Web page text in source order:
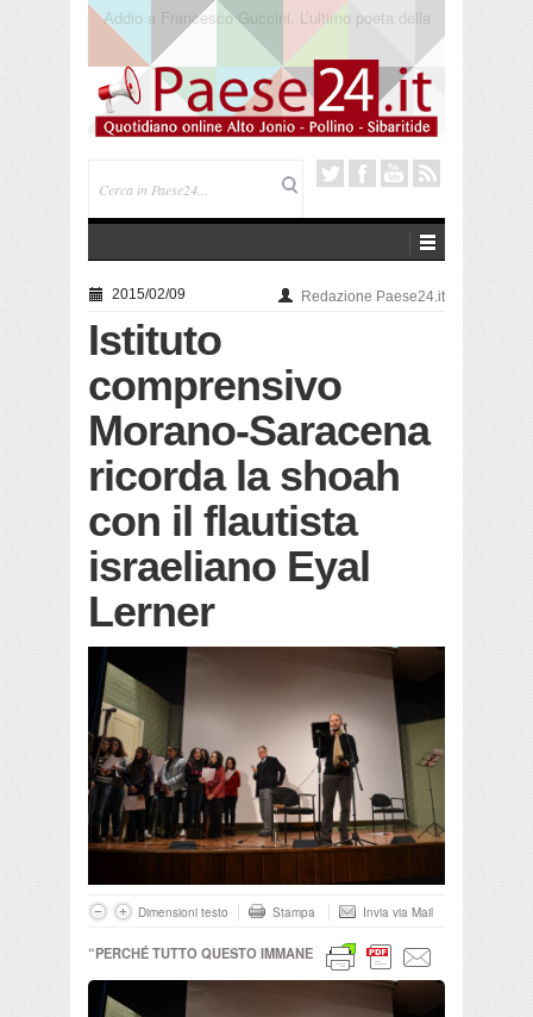
Saracena. Presentato “America”, il romanzo di Luigi
Pandolfi che racconta l’emigrazione
2015/02/09 Redazione Paese24.it
Istituto
comprensivo
Morano-Saracena
ricorda la shoah
con il flautista
israeliano Eyal
Lerner
Dimensioni testo Stampa Invia via Mail
“PERCHÉ TUTTO QUESTO IMMANE